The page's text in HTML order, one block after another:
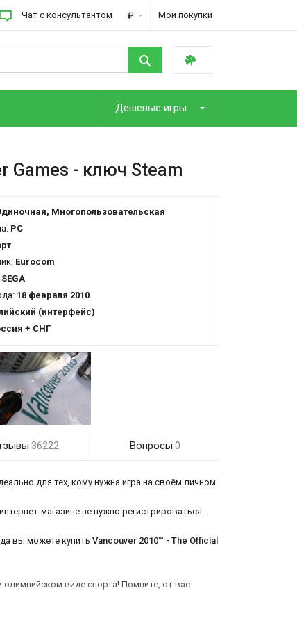
Чат с консультантом ₽ Мои покупки
Дешевые игры
Games - ключ Steam
Многопользовательская
PC
Eurocom
SEGA
18 февраля 2010
(интерфейс)
+ СНГ
36222 Вопросы 0
для тех, кому нужна игра на своём личном
магазине не нужно регистрироваться.
вы можете купить Vancouver 2010™ - The Official
виде спорта! Помните, от вас